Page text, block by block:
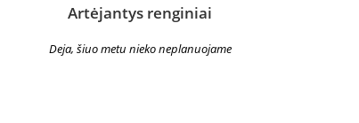
Artėjantys renginiai
Deja, šiuo metu nieko neplanuojame